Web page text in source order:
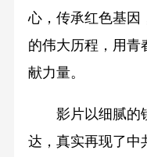
心，传承红色基因
的伟大历程，用青
献力量。
影片以细腻的
达，真实再现了中